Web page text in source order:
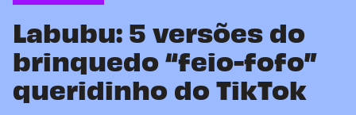
Labubu: 5 versões do
brinquedo “feio-fofo”
queridinho do TikTok